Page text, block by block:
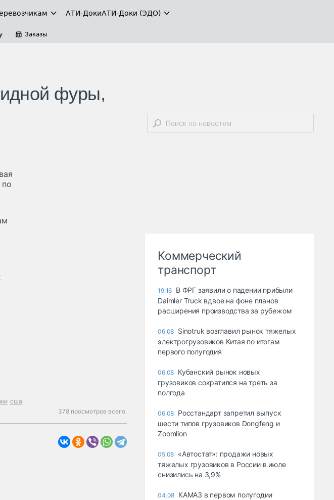
АТИ-ДокиАТИ-Доки (ЭДО)
Заказы
фуры,
сша
378 просмотров всего.
Коммерческий
транспорт
19:16 В ФРГ заявили о падении прибыли
Daimler Truck вдвое на фоне планов
расширения производства за рубежом
06.08 Sinotruk возглавил рынок тяжелых
электрогрузовиков Китая по итогам
первого полугодия
06.08 Кубанский рынок новых
грузовиков сократился на треть за
полгода
06.08 Росстандарт запретил выпуск
шести типов грузовиков Dongfeng и
Zoomlion
05.08 «Автостат»: продажи новых
тяжелых грузовиков в России в июле
снизились на 3,9%
04.08 КАМАЗ в первом полугодии